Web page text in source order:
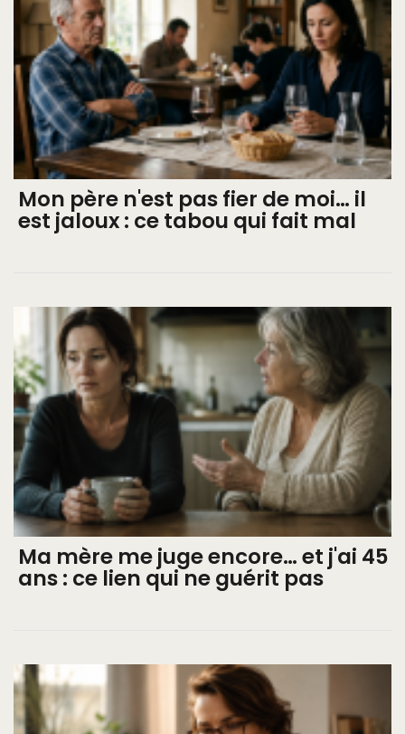
Mon père n'est pas fier de moi… il
est jaloux : ce tabou qui fait mal
Ma mère me juge encore… et j'ai 45
ans : ce lien qui ne guérit pas